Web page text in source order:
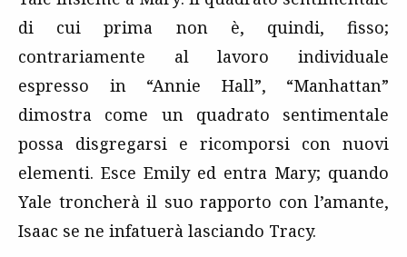
di cui prima non è, quindi, fisso;
contrariamente al lavoro individuale
espresso in “Annie Hall”, “Manhattan”
dimostra come un quadrato sentimentale
possa disgregarsi e ricomporsi con nuovi
elementi. Esce Emily ed entra Mary; quando
Yale troncherà il suo rapporto con l’amante,
Isaac se ne infatuerà lasciando Tracy.